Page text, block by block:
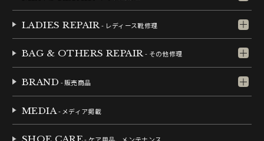
LADIES REPAIR - レディース靴修理
BAG & OTHERS REPAIR- その他修理
BRAND - 販売商品
MEDIA- メディア掲載